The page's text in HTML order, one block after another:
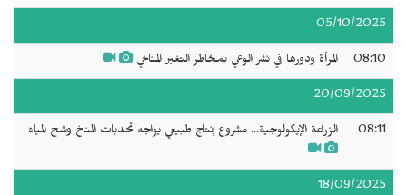
05/10/2025
08:10 المرأة ودورها في نشر الوعي بمخاطر التغير المناخي
20/09/2025
08:11 الزراعة الإيكولوجية... مشروع إنتاج طبيعي يواجه تحديات المناخ وشح المياه
18/09/2025